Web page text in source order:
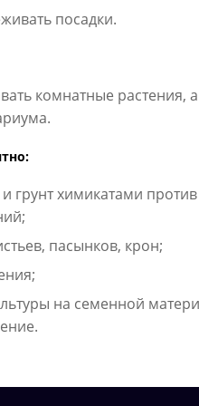
посадки.
комнатные растения, а
грунт химикатами против
пасынков, крон;
на семенной